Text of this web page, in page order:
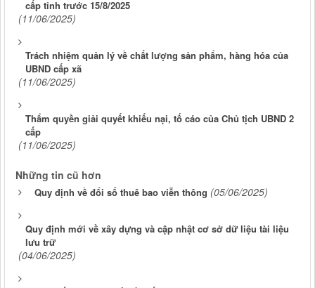
cấp tỉnh trước 15/8/2025
(11/06/2025)
Trách nhiệm quản lý về chất lượng sản phẩm, hàng hóa của
UBND cấp xã
(11/06/2025)
Thẩm quyền giải quyết khiếu nại, tố cáo của Chủ tịch UBND 2
cấp
(11/06/2025)
Những tin cũ hơn
Quy định về đổi số thuê bao viễn thông (05/06/2025)
Quy định mới về xây dựng và cập nhật cơ sở dữ liệu tài liệu
lưu trữ
(04/06/2025)